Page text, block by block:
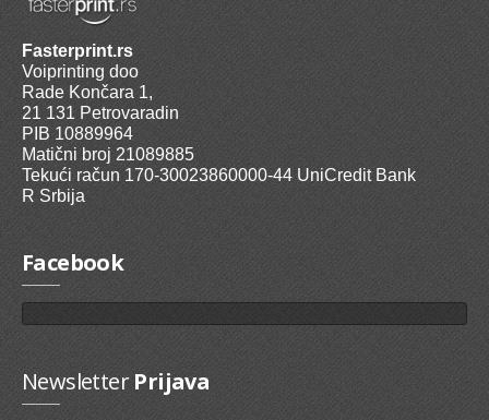
Fasterprint.rs
Voiprinting doo
Rade Končara 1,
21 131 Petrovaradin
PIB 10889964
Matični broj 21089885
Tekući račun 170-30023860000-44 UniCredit Bank
R Srbija
Facebook
NewsletterPrijava